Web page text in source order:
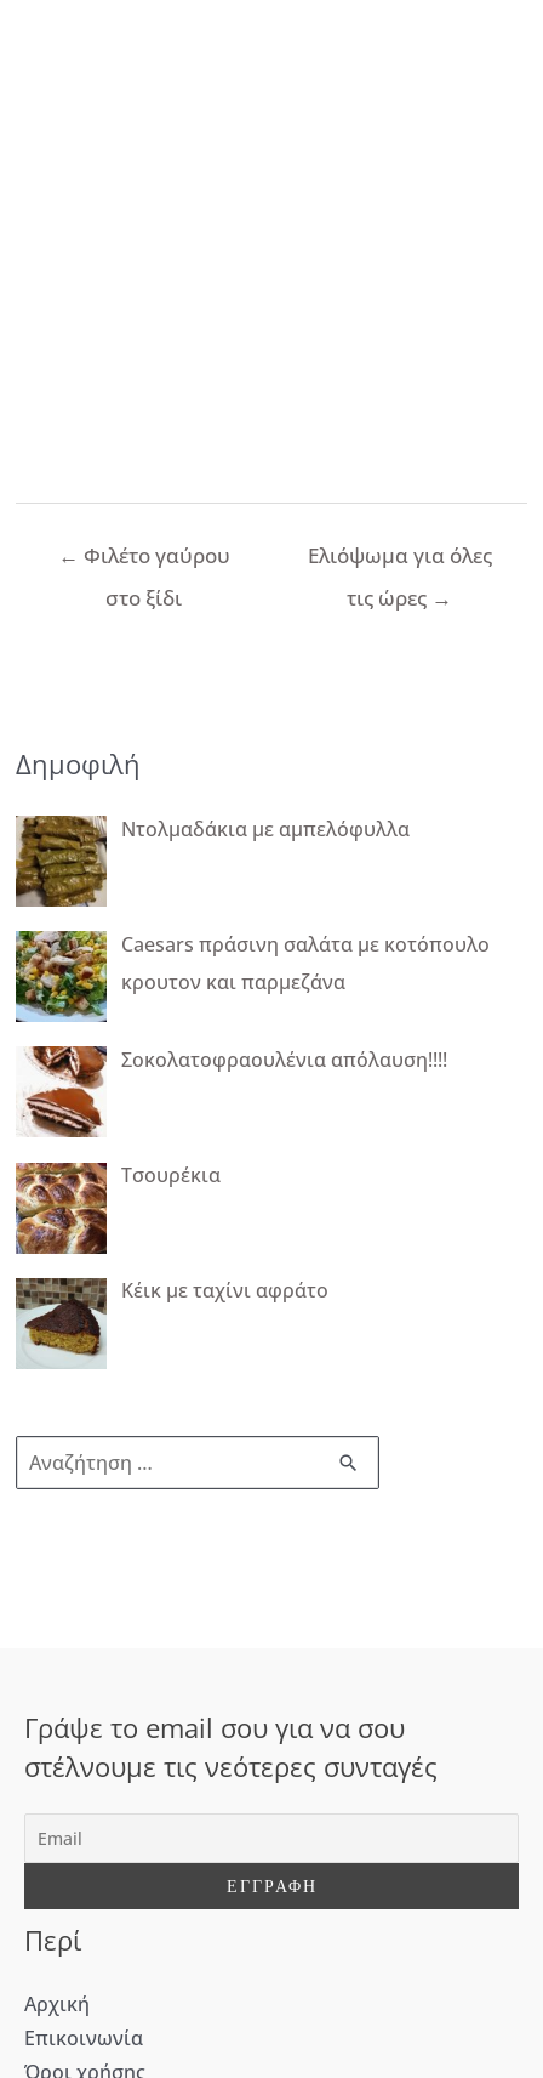
Πλοήγηση
← Φιλέτο γαύρου
στο ξίδι
Ελιόψωμα για όλες
τις ώρες →
Δημοφιλή
Ντολμαδάκια με αμπελόφυλλα
Caesars πράσινη σαλάτα με κοτόπουλο
κρουτον και παρμεζάνα
Σοκολατοφραουλένια απόλαυση!!!!
Τσουρέκια
Κέικ με ταχίνι αφράτο
ν
σ
α
Γράψε το email σου για να σου
στέλνουμε τις νεότερες συνταγές
Περί
Αρχική
Επικοινωνία
Όροι χρήσης